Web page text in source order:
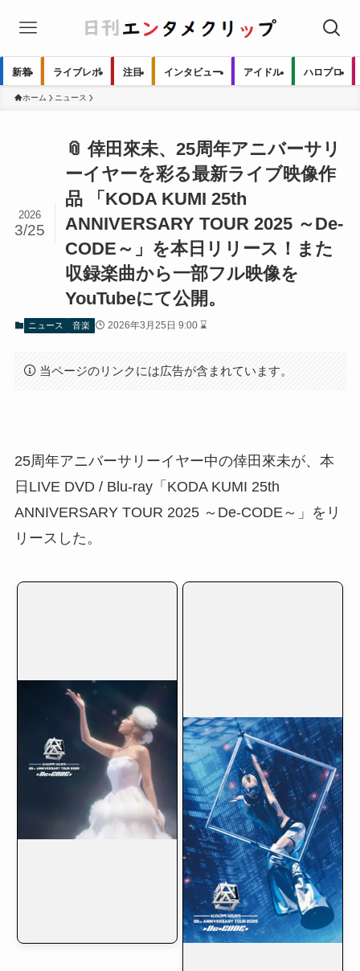
新着 ライブレポ 注目 インタビュー アイドル ハロプロ
ホーム ニュース
📎 倖田來未、25周年アニバーサリ
ーイヤーを彩る最新ライブ映像作
品 「KODA KUMI 25th
ANNIVERSARY TOUR 2025 ～De-
CODE～」を本日リリース！また
収録楽曲から一部フル映像を
YouTubeにて公開。
2026
3/25
ニュース 音楽 2026年3月25日 9:00 ⌛
当ページのリンクには広告が含まれています。
25周年アニバーサリーイヤー中の倖田來未が、本
日LIVE DVD / Blu-ray「KODA KUMI 25th
ANNIVERSARY TOUR 2025 ～De-CODE～」をリ
リースした。